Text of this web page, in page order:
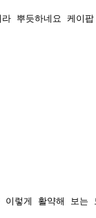
뿌듯하네요 케이
이렇게 활약해 보는